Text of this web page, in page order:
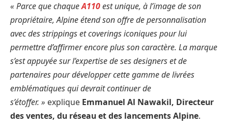
« Parce que chaqueA110est unique, à l’image de son
propriétaire, Alpine étend son offre de personnalisation
avec des strippings et coverings iconiques pour lui
permettre d’affirmer encore plus son caractère. La marque
s’est appuyée sur l’expertise de ses designers et de
partenaires pour développer cette gamme de livrées
emblématiques qui devrait continuer de
s’étoffer. » explique Emmanuel Al Nawakil, Directeur
des ventes, du réseau et des lancements Alpine.